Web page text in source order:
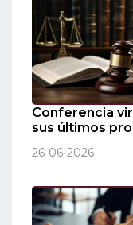
Conferencia
sus últimos
26-06-2026